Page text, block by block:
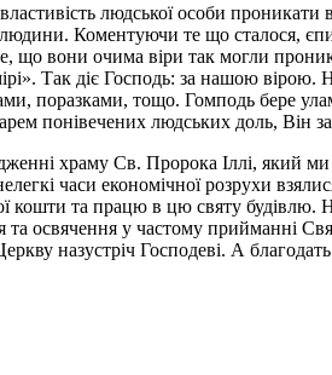
людської особи
Коментуючи те що сталося,
вони очима віри так могли
Так діє Господь: за нашою вірою.
поразками, тощо. Гомподь бере
понівечених людських доль,
храму Св. Пророка Іллі, який
часи економічної розрухи
та працю в цю святу будівлю.
освячення у частому прийманні
назустріч Господеві. А